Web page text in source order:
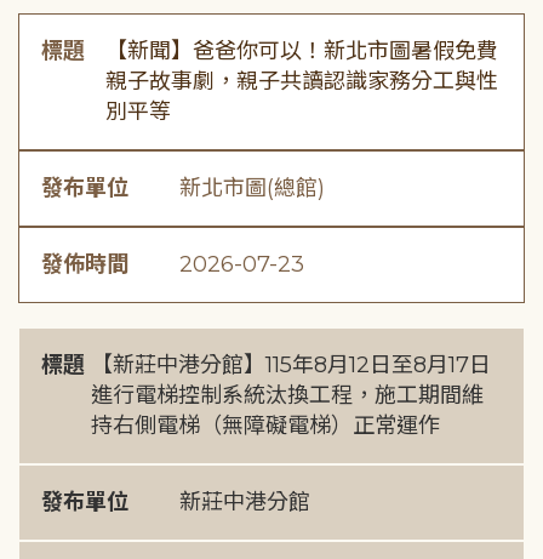
標題
【新聞】爸爸你可以！新北市圖暑假免費
親子故事劇，親子共讀認識家務分工與性
別平等
發布單位 新北市圖(總館)
發佈時間 2026-07-23
標題
【新莊中港分館】115年8月12日至8月17日
進行電梯控制系統汰換工程，施工期間維
持右側電梯（無障礙電梯）正常運作
發布單位 新莊中港分館